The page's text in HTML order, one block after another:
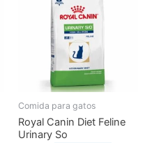
Comida para gatos
Royal Canin Diet Feline
Urinary So